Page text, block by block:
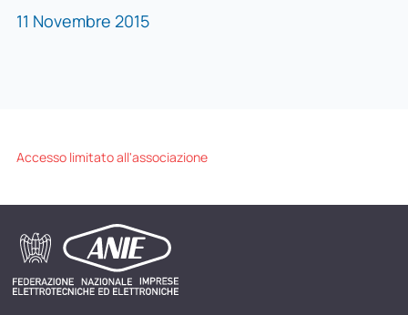
11 Novembre 2015
Accesso limitato all'associazione